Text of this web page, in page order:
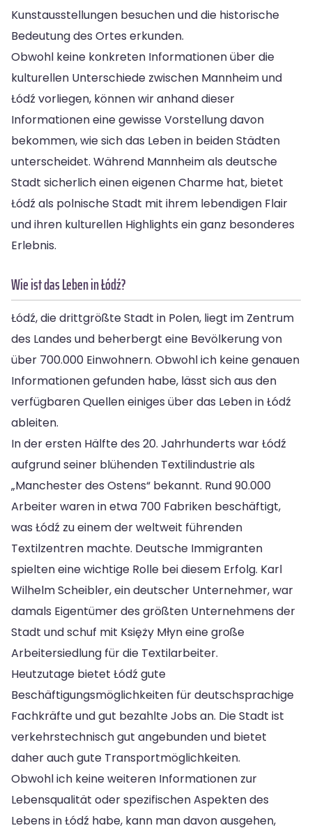
Kunstausstellungen besuchen und die historische
Bedeutung des Ortes erkunden.
Obwohl keine konkreten Informationen über die
kulturellen Unterschiede zwischen Mannheim und
Łódź vorliegen, können wir anhand dieser
Informationen eine gewisse Vorstellung davon
bekommen, wie sich das Leben in beiden Städten
unterscheidet. Während Mannheim als deutsche
Stadt sicherlich einen eigenen Charme hat, bietet
Łódź als polnische Stadt mit ihrem lebendigen Flair
und ihren kulturellen Highlights ein ganz besonderes
Erlebnis.
Wie ist das Leben in Łódź?
Łódź, die drittgrößte Stadt in Polen, liegt im Zentrum
des Landes und beherbergt eine Bevölkerung von
über 700.000 Einwohnern. Obwohl ich keine genauen
Informationen gefunden habe, lässt sich aus den
verfügbaren Quellen einiges über das Leben in Łódź
ableiten.
In der ersten Hälfte des 20. Jahrhunderts war Łódź
aufgrund seiner blühenden Textilindustrie als
„Manchester des Ostens“ bekannt. Rund 90.000
Arbeiter waren in etwa 700 Fabriken beschäftigt,
was Łódź zu einem der weltweit führenden
Textilzentren machte. Deutsche Immigranten
spielten eine wichtige Rolle bei diesem Erfolg. Karl
Wilhelm Scheibler, ein deutscher Unternehmer, war
damals Eigentümer des größten Unternehmens der
Stadt und schuf mit Księży Młyn eine große
Arbeitersiedlung für die Textilarbeiter.
Heutzutage bietet Łódź gute
Beschäftigungsmöglichkeiten für deutschsprachige
Fachkräfte und gut bezahlte Jobs an. Die Stadt ist
verkehrstechnisch gut angebunden und bietet
daher auch gute Transportmöglichkeiten.
Obwohl ich keine weiteren Informationen zur
Lebensqualität oder spezifischen Aspekten des
Lebens in Łódź habe, kann man davon ausgehen,